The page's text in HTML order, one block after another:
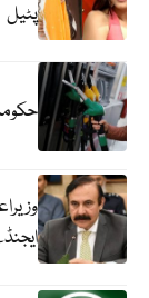
پٹیل